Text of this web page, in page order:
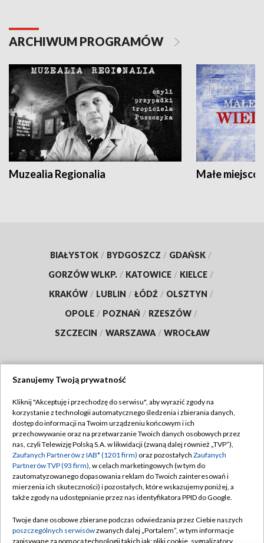
ARCHIWUM PROGRAMÓW
Muzealia Regionalia Małe
BIAŁYSTOK / BYDGOSZCZ / GDAŃSK /
GORZÓW WLKP. / KATOWICE / KIELCE /
KRAKÓW / LUBLIN / ŁÓDŹ / OLSZTYN /
OPOLE / POZNAŃ / RZESZÓW /
SZCZECIN / WARSZAWA / WROCŁAW
TVP
Abonament TVP
Emisja w TVP
Centrum informacji TVP
Naziemna Telewizja Cyfrowa
Rada Programowa
Regulamin TVP
Polityka prywatności
Moje zgody
Pomoc
Kontakt
Szanujemy Twoją prywatność
Kliknij "Akceptuję i przechodzę do serwisu", aby wyrazić zgody na
korzystanie z technologii automatycznego śledzenia i zbierania danych,
dostęp do informacji na Twoim urządzeniu końcowym i ich
przechowywanie oraz na przetwarzanie Twoich danych osobowych przez
nas, czyli Telewizję Polską S.A. w likwidacji (zwaną dalej również „TVP”),
Zaufanych Partnerów z IAB* (1201 firm) oraz pozostałych Zaufanych
Partnerów TVP (93 firm), w celach marketingowych (w tym do
zautomatyzowanego dopasowania reklam do Twoich zainteresowań i
mierzenia ich skuteczności) i pozostałych, które wskazujemy poniżej, a
także zgody na udostępnianie przez nas identyfikatora PPID do Google.
Twoje dane osobowe zbierane podczas odwiedzania przez Ciebie naszych
poszczególnych serwisówzwanych dalej „Portalem”, w tym informacje
zapisywane za pomocą technologii takich jak: pliki cookie, sygnalizatory